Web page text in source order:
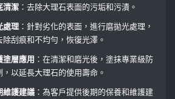
清潔 ：去除大理石表面的污垢和污漬。
處理 ：針對劣化的表面，進行磨拋光處理，
除刮痕和不均勻，恢復光澤。
塗層應用 ：在清潔和磨光後，塗抹專業級防
，以延長大理石的使用壽命。
維護建議 ：為客戶提供後期的保養和維護建